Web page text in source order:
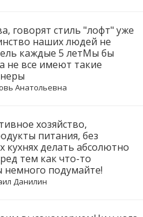
говорят стиль "лофт" уже
наших людей не
каждые 5 летМы бы
не все имеют такие
Анатольевна
хозяйство,
питания, без
кухнях делать абсолютно
тем как что-то
немного подумайте!
Данилин